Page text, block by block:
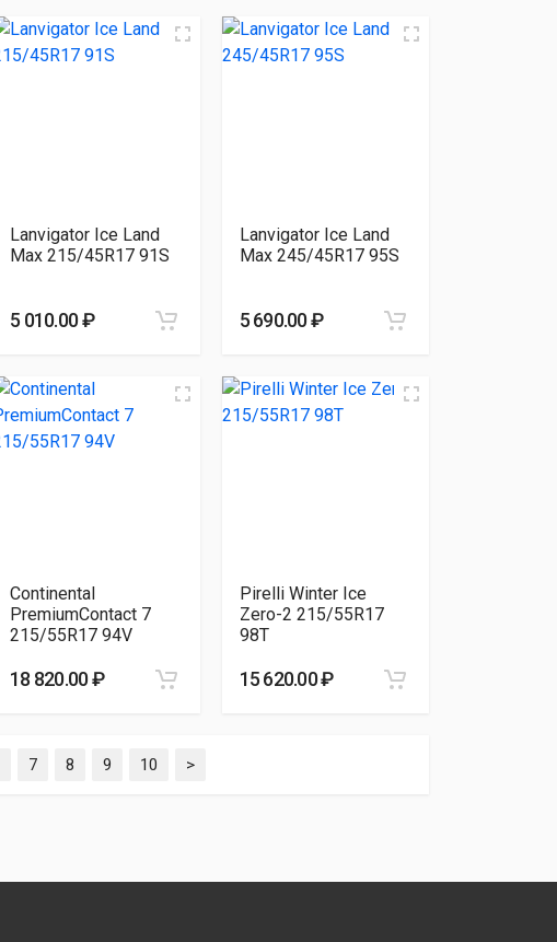
Lanvigator Ice Land
Max 215/45R17 91S
5 010.00 ₽
Lanvigator Ice Land
Max 245/45R17 95S
5 690.00 ₽
Continental
PremiumContact 7
215/55R17 94V
18 820.00 ₽
Pirelli Winter Ice
Zero-2 215/55R17
98T
15 620.00 ₽
7 8 9 10 >